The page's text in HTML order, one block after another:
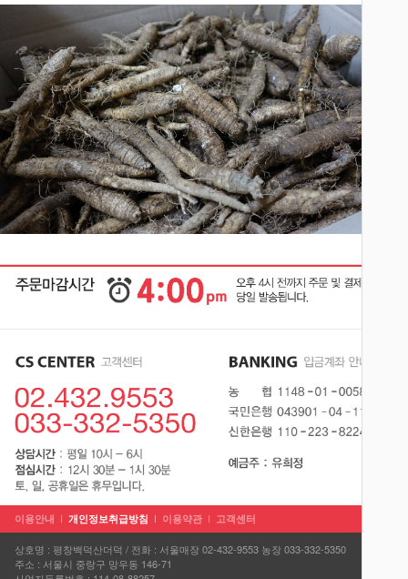
이용안내 개인정보취급방침 이용약관 고객센터
상호명 : 평창백덕산더덕 / 전화 : 서울매장 02-432-9553 농장 033-332-5350
주소 : 서울시 중랑구 망우동 146-71